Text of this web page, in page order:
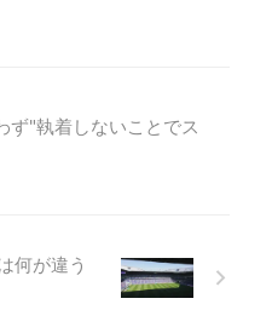
ず"執着しないことでス
何が違う